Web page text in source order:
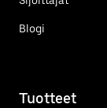
Blogi
Tuotteet